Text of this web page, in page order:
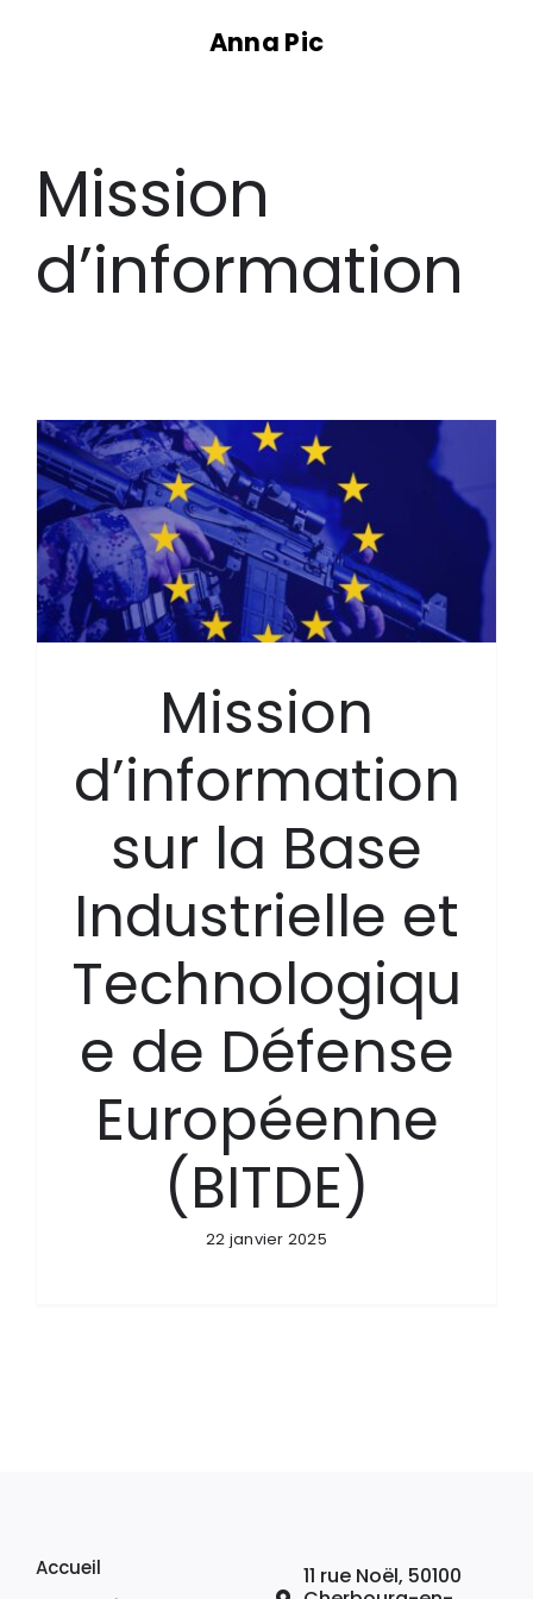
Anna Pic
Mission
d’information
Mission
d’information
sur la Base
Industrielle et
Technologiqu
e de Défense
Européenne
(BITDE)
22 janvier 2025
Accueil
11 rue Noël, 50100